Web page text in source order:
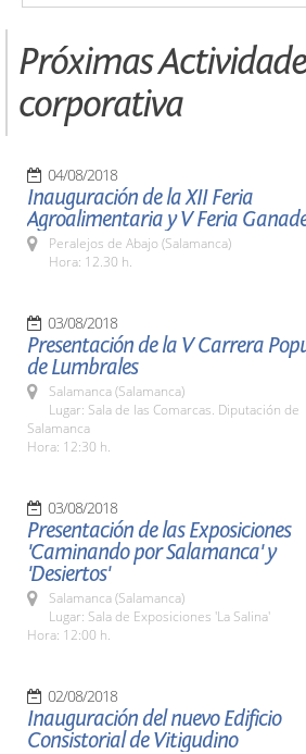
Próximas
corporativa
04/08/2018
Inauguración de la XII Feria
Agroalimentaria y V Feria
Peralejos de Abajo (Salamanca)
Hora: 12.30 h.
03/08/2018
Presentación de la V Carrera
de Lumbrales
Salamanca (Salamanca)
Lugar: Sala de las Comarcas. Diputación de
Salamanca
Hora: 12:30 h.
03/08/2018
Presentación de las Exposiciones
'Caminando por Salamanca' y
'Desiertos'
Salamanca (Salamanca)
Lugar: Sala de Exposiciones 'La Salina'
Hora: 12:00 h.
02/08/2018
Inauguración del nuevo Edificio
Consistorial de Vitigudino